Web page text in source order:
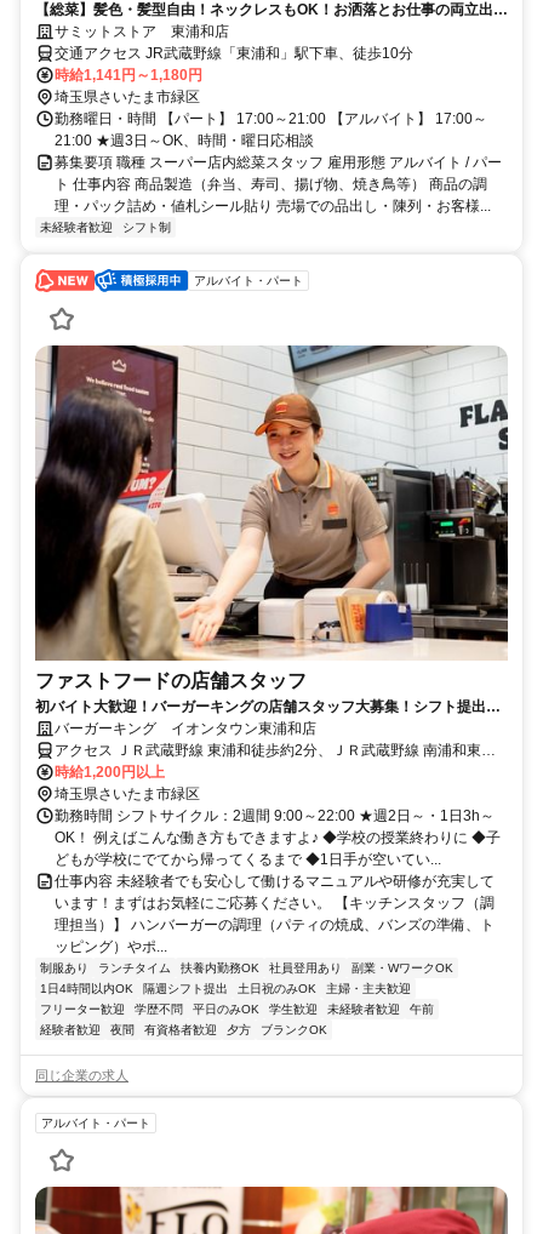
【総菜】髪色・髪型自由！ネックレスもOK！お洒落とお仕事の両立出来
ちゃいますよ。
サミットストア 東浦和店
交通アクセス JR武蔵野線「東浦和」駅下車、徒歩10分
時給1,141円～1,180円
埼玉県さいたま市緑区
勤務曜日・時間 【パート】 17:00～21:00 【アルバイト】 17:00～
21:00 ★週3日～OK、時間・曜日応相談
募集要項 職種 スーパー店内総菜スタッフ 雇用形態 アルバイト / パー
ト 仕事内容 商品製造（弁当、寿司、揚げ物、焼き鳥等） 商品の調
理・パック詰め・値札シール貼り 売場での品出し・陳列・お客様...
未経験者歓迎 シフト制
アルバイト・パート
ファストフードの店舗スタッフ
初バイト大歓迎！バーガーキングの店舗スタッフ大募集！シフト提出は
２週間ごと！
バーガーキング イオンタウン東浦和店
アクセス ＪＲ武蔵野線 東浦和徒歩約2分、ＪＲ武蔵野線 南浦和東口
徒歩約54分、ＪＲ京浜東北線 南浦和東口徒歩約54分 JR武蔵野線 東
浦和駅 徒歩1分
時給1,200円以上
埼玉県さいたま市緑区
勤務時間 シフトサイクル：2週間 9:00～22:00 ★週2日～・1日3h～
OK！ 例えばこんな働き方もできますよ♪ ◆学校の授業終わりに ◆子
どもが学校にでてから帰ってくるまで ◆1日手が空いてい...
仕事内容 未経験者でも安心して働けるマニュアルや研修が充実して
います！まずはお気軽にご応募ください。 【キッチンスタッフ（調
理担当）】 ハンバーガーの調理（パティの焼成、バンズの準備、ト
ッピング）やポ...
制服あり ランチタイム 扶養内勤務OK 社員登用あり
副業・WワークOK
1日4時間以内OK
隔週シフト提出 土日祝のみOK
主婦・主夫歓迎
フリーター歓迎
学歴不問 平日のみOK 学生歓迎 未経験者歓迎
午前
経験者歓迎
夜間 有資格者歓迎 夕方 ブランクOK
同じ企業の求人
アルバイト・パート